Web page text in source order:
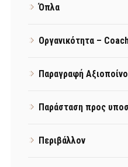
Όπλα
Οργανικότητα –
Παραγραφή
Παράσταση προς
Περιβάλλον